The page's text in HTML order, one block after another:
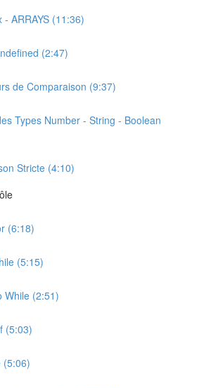
- ARRAYS (11:36)
(2:47)
de Comparaison (9:37)
Types Number - String - Boolean
Stricte (4:10)
(6:18)
(5:15)
While (2:51)
(5:03)
(5:06)